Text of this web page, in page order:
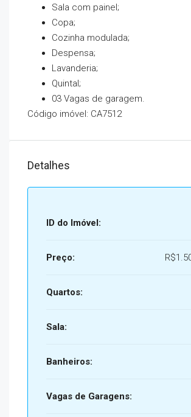
Sala com painel;
Copa;
Cozinha modulada;
Despensa;
Lavanderia;
Quintal;
03 Vagas de garagem.
Código imóvel: CA7512
Detalhes
ID do Imóvel:
Preço:
Quartos:
Sala:
Banheiros:
Vagas de Garagens: